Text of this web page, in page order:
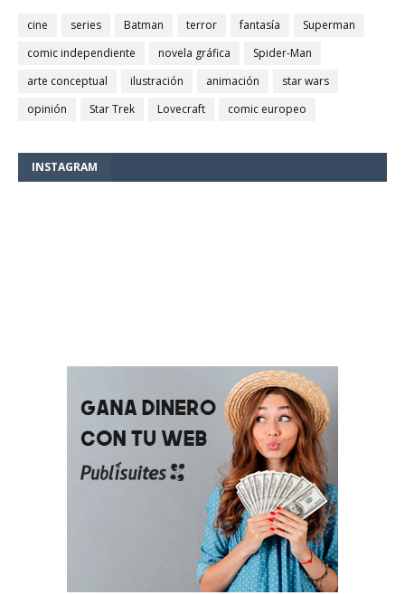
cine series Batman terror fantasía
Superman
comic independiente
novela gráfica
Spider-Man
arte conceptual
ilustración animación
star wars
opinión
Star Trek Lovecraft comic europeo
INSTAGRAM